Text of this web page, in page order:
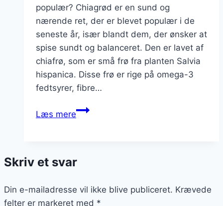
populær? Chiagrød er en sund og
nærende ret, der er blevet populær i de
seneste år, især blandt dem, der ønsker at
spise sundt og balanceret. Den er lavet af
chiafrø, som er små frø fra planten Salvia
hispanica. Disse frø er rige på omega-3
fedtsyrer, fibre…
Læs mereChiagrød
og
Skriv et svar
Din e-mailadresse vil ikke blive publiceret. Krævede
felter er markeret med *